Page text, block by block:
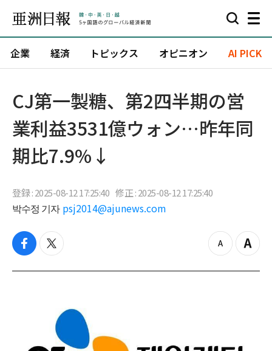
企業 経済 トピックス オピニオン AI PICK
CJ第一製糖、第2四半期の営
業利益3531億ウォン…昨年同
期比7.9%↓
登録 : 2025-08-12 17:25:40 修正 : 2025-08-12 17:25:40
박수정 기자 psj2014@ajunews.com
f
c
t
i
z
o
Z
o